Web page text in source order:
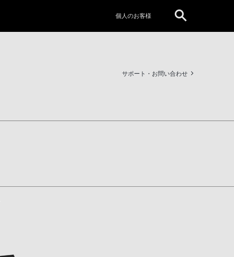
個人のお客様
サポート・お問い合わせ